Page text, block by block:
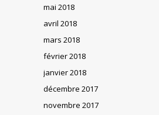
mai 2018
avril 2018
mars 2018
février 2018
janvier 2018
décembre 2017
novembre 2017